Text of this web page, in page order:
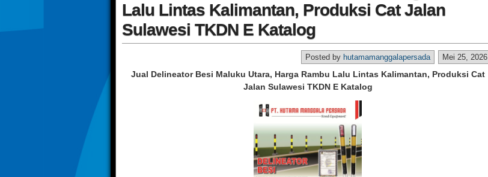
Lalu Lintas Kalimantan, Produksi Cat Jalan
Sulawesi TKDN E Katalog
Mei 25, 2026
Posted by hutamamanggalapersada
Jual Delineator Besi Maluku Utara, Harga Rambu Lalu Lintas Kalimantan, Produksi Cat
Jalan Sulawesi TKDN E Katalog